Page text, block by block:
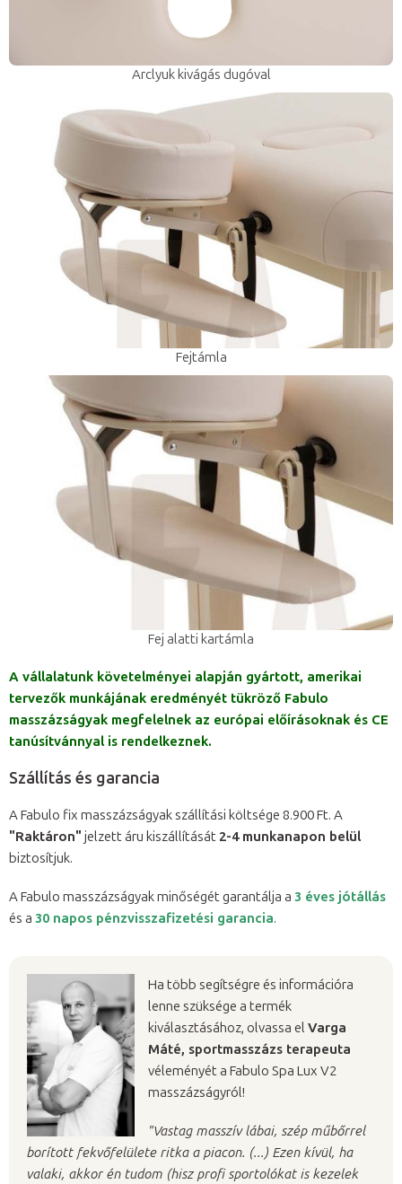
Arclyuk kivágás dugóval
Fejtámla
Fej alatti kartámla
A vállalatunk követelményei alapján gyártott, amerikai
tervezők munkájának eredményét tükröző Fabulo
masszázságyak megfelelnek az európai előírásoknak és CE
tanúsítvánnyal is rendelkeznek.
Szállítás és garancia
A Fabulo fix masszázságyak szállítási költsége 8.900 Ft. A
"Raktáron" jelzett áru kiszállítását 2-4 munkanapon belül
biztosítjuk.
A Fabulo masszázságyak minőségét garantálja a 3 éves jótállás
és a 30 napos pénzvisszafizetési garancia.
Ha több segítségre és információra
lenne szüksége a termék
kiválasztásához, olvassa el Varga
Máté, sportmasszázs terapeuta
véleményét a Fabulo Spa Lux V2
masszázságyról!
"Vastag masszív lábai, szép műbőrrel
borított fekvőfelülete ritka a piacon. (...) Ezen kívül, ha
valaki, akkor én tudom (hisz profi sportolókat is kezelek